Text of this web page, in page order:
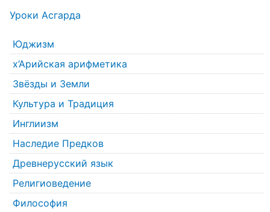
Уроки Асгарда
Юджизм
х’Арийская арифметика
Звёзды и Земли
Культура и Традиция
Инглиизм
Наследие Предков
Древнерусский язык
Религиоведение
Философия